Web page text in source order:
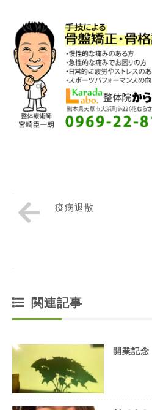
疫病退散
関連記事
開業記念